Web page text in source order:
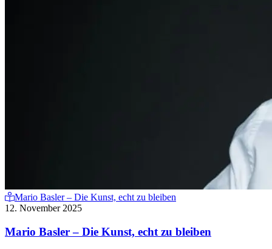
Mario Basler – Die Kunst, echt zu bleiben
12. November 2025
Mario Basler – Die Kunst, echt zu bleiben